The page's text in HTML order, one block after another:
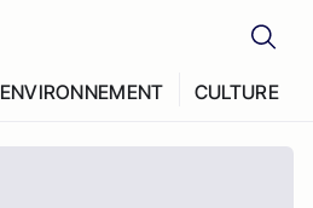
ENVIRONNEMENT CULTURE